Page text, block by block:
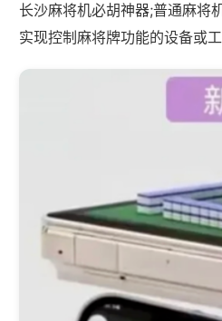
长沙麻将机必胡神器;普通麻将
实现控制麻将牌功能的设备或工